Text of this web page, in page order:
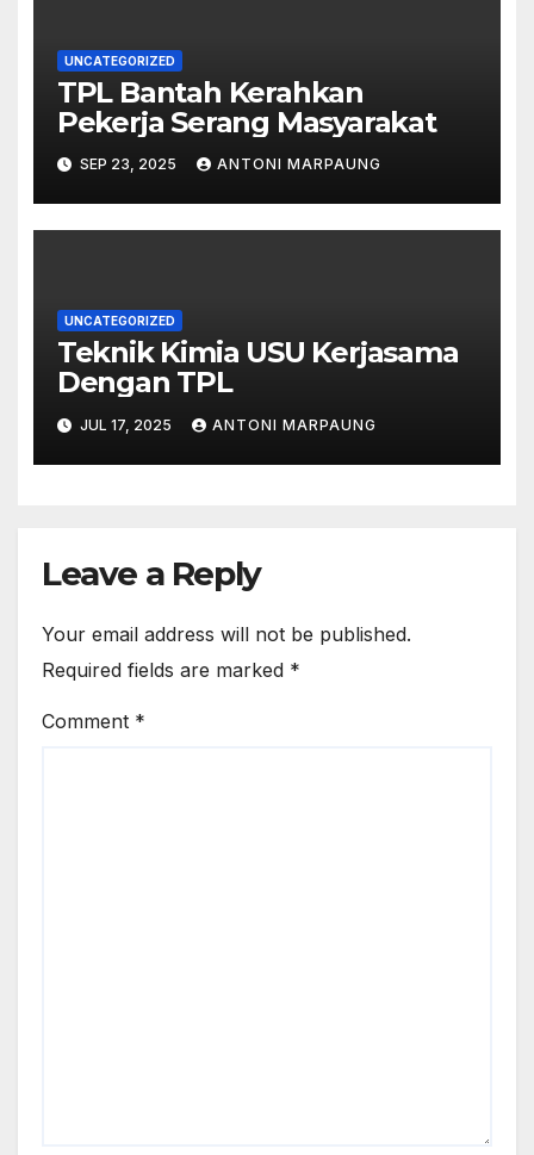
UNCATEGORIZED
TPL Bantah Kerahkan
Pekerja Serang Masyarakat
SEP 23, 2025 ANTONI MARPAUNG
UNCATEGORIZED
Teknik Kimia USU Kerjasama
Dengan TPL
JUL 17, 2025 ANTONI MARPAUNG
Leave a Reply
Your email address will not be published.
Required fields are marked *
Comment *